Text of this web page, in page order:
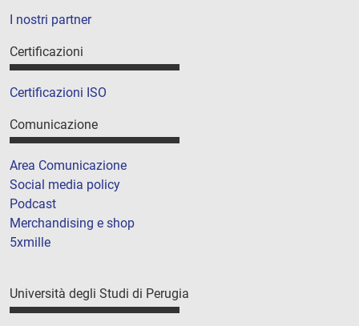
I nostri partner
Certificazioni
Certificazioni ISO
Comunicazione
Area Comunicazione
Social media policy
Podcast
Merchandising e shop
5xmille
Università degli Studi di Perugia